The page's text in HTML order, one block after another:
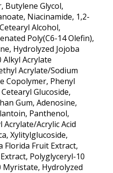
Butylene Glycol,
Niacinamide, 1,2-
Alcohol,
Poly(C6-14 Olefin),
Hydrolyzed Jojoba
Alkyl Acrylate
Acrylate/Sodium
Copolymer, Phenyl
Glucoside,
Gum, Adenosine,
Panthenol,
Acrylate/Acrylic Acid
Xylitylglucoside,
Florida Fruit Extract,
Polyglyceryl-10
Myristate, Hydrolyzed